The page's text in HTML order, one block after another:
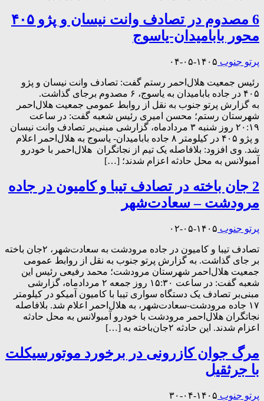
6 مصدوم در تصادف وانت نیسان و پژو ۴۰۵
محور بابامیدان-یاسوج
پرتو جنوب ۱۴۰۵-۰۵-۰۴
رئیس جمعیت هلال‌احمر رستم گفت: تصادف وانت نیسان و پژو
۴۰۵ در جاده بابامیدان به یاسوج، ۶ مصدوم برجای گذاشت.
به گزارش پرتو جنوب به نقل از روابط عمومی جمعیت هلال‌احمر
شهرستان رستم؛ محسن امیری رئیس شعبه گفت: در ساعت
۲۰:۱۹ روز شنبه ۳ مردادماه، گزارشی مبنی‌بر تصادف وانت نیسان
و پژو ۴۰۵ در کیلومتر ۸ جاده بابامیدان- یاسوج به هلال‌احمر اعلام
شد. وی افزود: بلافاصله یک تیم از نجاتگران هلال‌احمر با خودرو
آمبولانس به محل حادثه اعزام شدند؛ […]
2 جان باخته در تصادف تیبا و کامیون در جاده
مرودشت – سعادت‌شهر
پرتو جنوب ۱۴۰۵-۰۵-۰۲
تصادف تیبا و کامیون در جاده مرودشت به سعادت‌شهر، ۲جان‌ باخته
بر جای گذاشت. به گزارش پرتو جنوب به نقل از روابط عمومی
جمعیت هلال‌احمر شهرستان مرودشت؛ محمد رفیعی رئیس این
شعبه گفت: در ساعت ۱۵:۳۰ روز جمعه ۲ مردادماه، گزارشی
مبنی‌بر تصادف یک دستگاه سواری تیبا با کامیون آمیکو در کیلومتر
۱۷ جاده مرودشت-سعادت‌شهر، به هلال‌احمر اعلام شد. بلافاصله
نجاتگران هلال‌احمر مرودشت با خودرو آمبولانس به محل حادثه
اعزام شدند. این حادثه ۲جان‌باخته به […]
مرگ جوان کازرونی در برخورد موتورسیکلت
با جرثقیل
پرتو جنوب ۱۴۰۵-۰۴-۳۰